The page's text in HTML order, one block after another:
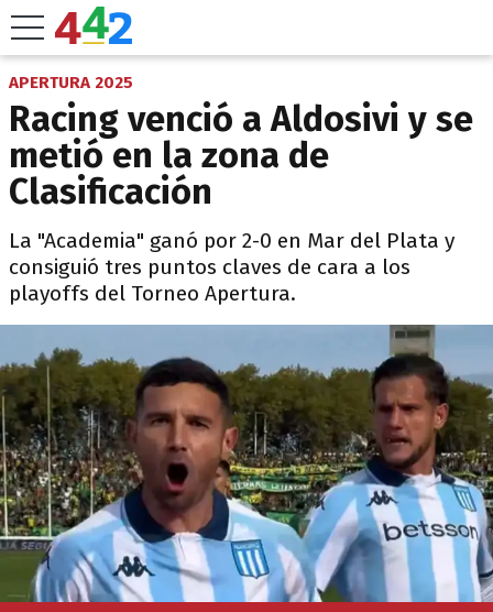
APERTURA 2025
Racing venció a Aldosivi y se
metió en la zona de
Clasificación
La "Academia" ganó por 2-0 en Mar del Plata y
consiguió tres puntos claves de cara a los
playoffs del Torneo Apertura.